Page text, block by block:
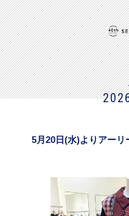
5月20日(水)よりアー